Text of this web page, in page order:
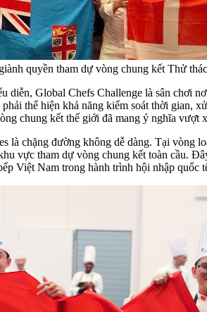
quyền tham dự vòng chung kết Thử
diễn, Global Chefs Challenge là sân chơi
thể hiện khả năng kiểm soát thời
chung kết thế giới đã mang ý nghĩa vượt
là chặng đường không dễ dàng. Tại vòng
vực tham dự vòng chung kết toàn cầu.
Việt Nam trong hành trình hội nhập quốc